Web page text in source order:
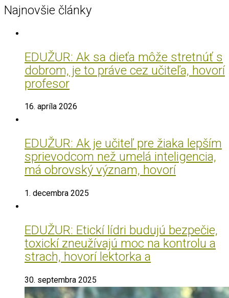
Najnovšie články
EDUŽUR: Ak sa dieťa môže stretnúť s
dobrom, je to práve cez učiteľa, hovorí
profesor
16. apríla 2026
EDUŽUR: Ak je učiteľ pre žiaka lepším
sprievodcom než umelá inteligencia,
má obrovský význam, hovorí
1. decembra 2025
EDUŽUR: Etickí lídri budujú bezpečie,
toxickí zneužívajú moc na kontrolu a
strach, hovorí lektorka a
30. septembra 2025